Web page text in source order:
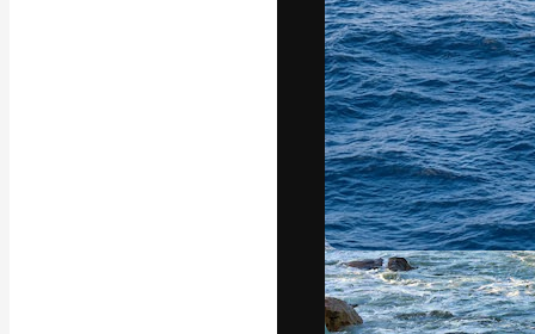
Copyright ©